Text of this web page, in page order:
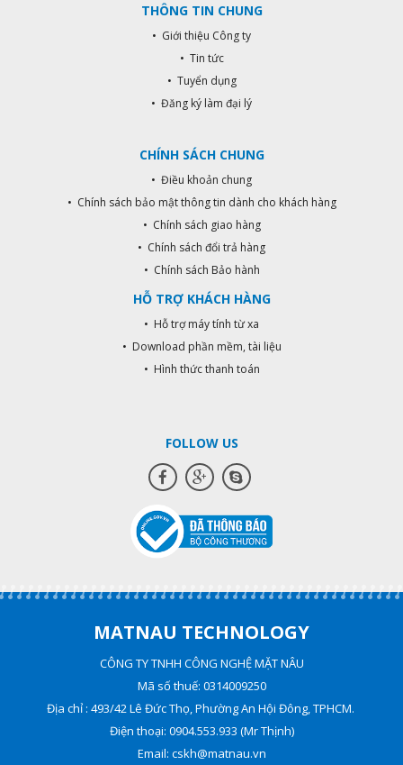
HEIMSOTH- Germany. Thiết kế
sang trọng và hiện đại. Men sứ bảo
THÔNG TIN CHUNG
• Giới thiệu Công ty
• Tin tức
• Tuyển dụng
• Đăng ký làm đại lý
CHÍNH SÁCH CHUNG
• Điều khoản chung
• Chính sách bảo mật thông tin dành cho khách hàng
• Chính sách giao hàng
• Chính sách đổi trả hàng
• Chính sách Bảo hành
HỖ TRỢ KHÁCH HÀNG
• Hỗ trợ máy tính từ xa
• Download phần mềm, tài liệu
• Hình thức thanh toán
FOLLOW US
MATNAU TECHNOLOGY
CÔNG TY TNHH CÔNG NGHỆ MẶT NÂU
Mã số thuế: 0314009250
Địa chỉ : 493/42 Lê Đức Thọ, Phường An Hội Đông, TPHCM.
Điện thoại: 0904.553.933 (Mr Thịnh)
Email: cskh@matnau.vn